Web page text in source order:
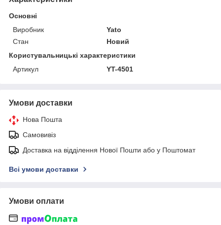
Основні
Виробник
Yato
Стан
Новий
Користувальницькі характеристики
Артикул
YT-4501
Умови доставки
Нова Пошта
Самовивіз
Доставка на відділення Нової Пошти або у Поштомат
Всі умови доставки
Умови оплати